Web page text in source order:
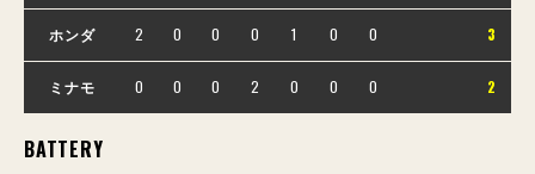
ホンダ 2 0 0 0 1 0 0 3
ミナモ 0 0 0 2 0 0 0 2
BATTERY